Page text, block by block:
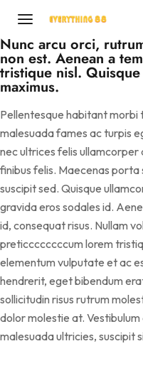
Nunc arcu orci,
non est. Aenean a
tristique nisl.
maximus.
Pellentesque habitant
malesuada fames ac turpis
nec ultrices felis ullamcorper
finibus felis. Maecenas
suscipit sed. Quisque
gravida eros sodales id.
id, consequat risus. Nullam
preticcccccccum lorem
elementum vulputate et ac
hendrerit, eget bibendum
sollicitudin risus rutrum
dolor molestie at.
malesuada ultricies, suscipit